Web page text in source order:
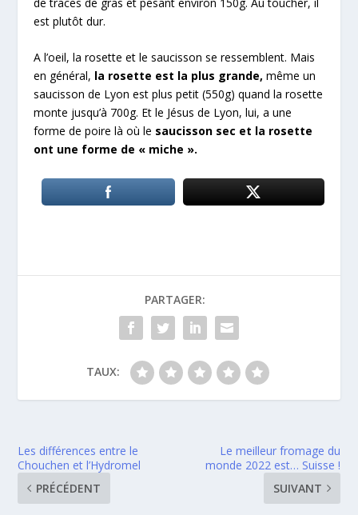
est plutôt dur.
A l’oeil, la rosette et le saucisson se ressemblent. Mais
en général, la rosette est la plus grande,même un
saucisson de Lyon est plus petit (550g) quand la rosette
monte jusqu’à 700g. Et le Jésus de Lyon, lui, a une
forme de poire là où le saucisson sec et la rosette
ont une forme de « miche ».
PARTAGER:
TAUX:
Les différences entre le
Chouchen et l’Hydromel
PRÉCÉDENT
Le meilleur fromage du
monde 2022 est… Suisse !
SUIVANT